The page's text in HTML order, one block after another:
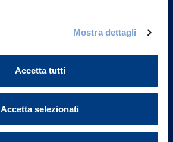
Mostra dettagli
Accetta tutti
Accetta selezionati